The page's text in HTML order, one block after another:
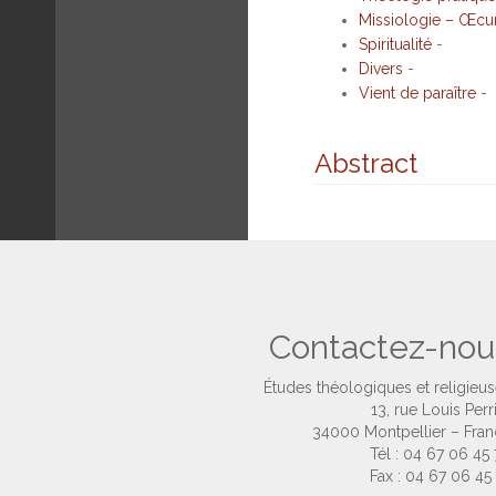
Missiologie –
Spiritualité -
Divers -
Vient de paraître -
Abstract
Contactez-
Études théologiques et
13, rue Louis
34000 Montpellier –
Tél : 04 67 06 45
Fax : 04 67 06 45